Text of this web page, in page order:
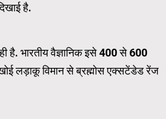
है.
है. भारतीय वैज्ञानिक इसे 400 से 600
लड़ाकू विमान से ब्रह्मोस एक्सटेंडेड रेंज